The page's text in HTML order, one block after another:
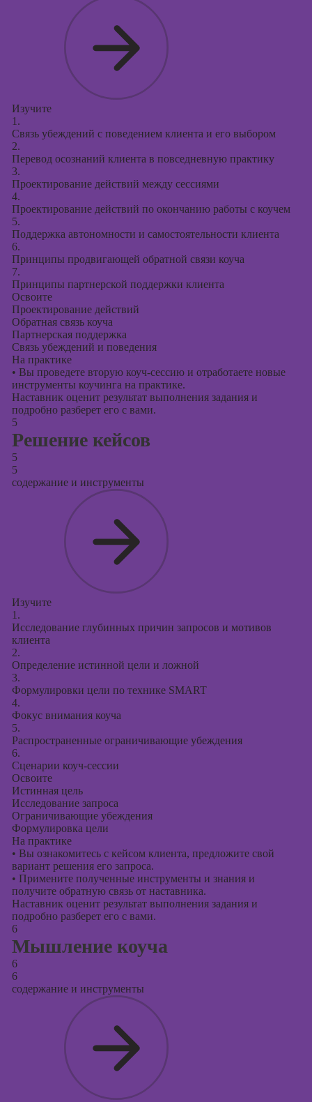
Изучите
1.
Связь убеждений с поведением клиента и его выбором
2.
Перевод осознаний клиента в повседневную практику
3.
Проектирование действий между сессиями
4.
Проектирование действий по окончанию работы с коучем
5.
Поддержка автономности и самостоятельности клиента
6.
Принципы продвигающей обратной связи коуча
7.
Принципы партнерской поддержки клиента
Освоите
Проектирование действий
Обратная связь коуча
Партнерская поддержка
Связь убеждений и поведения
На практике
• Вы проведете вторую коуч-сессию и отработаете новые
инструменты коучинга на практике.
Наставник оценит результат выполнения задания и
подробно разберет его с вами.
5
Решение кейсов
5
5
содержание и инструменты
Изучите
1.
Исследование глубинных причин запросов и мотивов
клиента
2.
Определение истинной цели и ложной
3.
Формулировки цели по технике SMART
4.
Фокус внимания коуча
5.
Распространенные ограничивающие убеждения
6.
Сценарии коуч-сессии
Освоите
Истинная цель
Исследование запроса
Ограничивающие убеждения
Формулировка цели
На практике
• Вы ознакомитесь с кейсом клиента, предложите свой
вариант решения его запроса.
• Примените полученные инструменты и знания и
получите обратную связь от наставника.
Наставник оценит результат выполнения задания и
подробно разберет его с вами.
6
Мышление коуча
6
6
содержание и инструменты